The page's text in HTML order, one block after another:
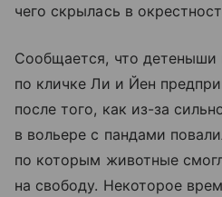
чего скрылась в
Сообщается, что детеныши
по кличке Ли и Йен
после того, как из-за
в вольере с пандами
по которым животные
на свободу. Некоторое